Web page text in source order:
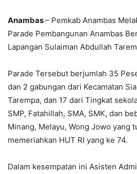
Anambas– Pemkab Anambas
Parade Pembangunan Anambas
Lapangan Sulaiman Abdullah
Parade Tersebut berjumlah 35
dan 2 gabungan dari Kecamatan
Tarempa, dan 17 dari Tingkat
SMP, Fatahillah, SMA, SMK, dan
Minang, Melayu, Wong Jowo yang
memeriahkan HUT RI yang ke 74.
Dalam kesempatan ini Asisten